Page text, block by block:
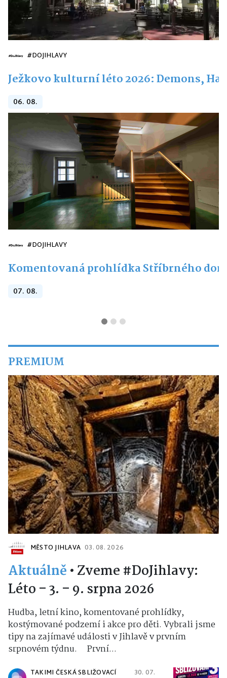
#DOJIHLAVY
Ježkovo kulturní léto 2026: Demons,
06. 08.
#DOJIHLAVY
Komentovaná prohlídka Stříbrného
07. 08.
PREMIUM
MĚSTO JIHLAVA 03. 08. 2026
Aktuálně • Zveme #DoJihlavy:
Léto – 3. – 9. srpna 2026
Hudba, letní kino, komentované prohlídky,
kostýmované podzemí i akce pro děti. Vybrali jsme
tipy na zajímavé události v Jihlavě v prvním
srpnovém týdnu. První...
TAKIMI ČESKÁ SBLIŽOVACÍ
30. 07.